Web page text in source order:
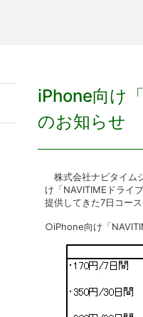
iPhone向け
のお知らせ
株式会社ナビタイム
け「NAVITIMEドライ
提供してきた7日コー
○iPhone向け「